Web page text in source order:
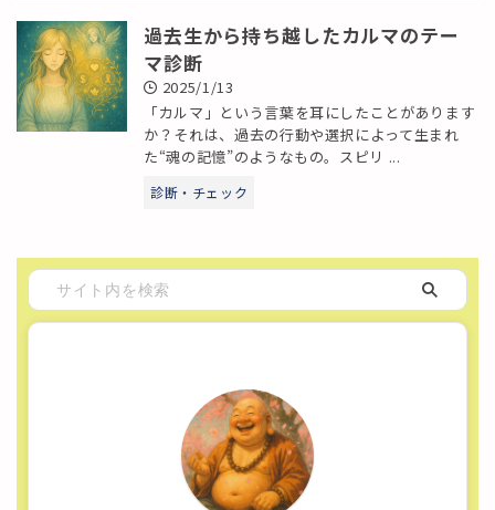
過去生から持ち越したカルマのテー
マ診断
2025/1/13
「カルマ」という言葉を耳にしたことがあります
か？それは、過去の行動や選択によって生まれ
た“魂の記憶”のようなもの。スピリ ...
診断・チェック